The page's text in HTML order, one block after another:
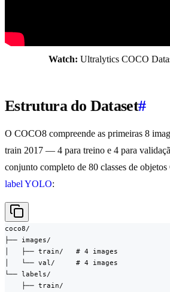
Watch: Ultralytics COCO
Estrutura do Dataset#
O COCO8 compreende as primeiras 8
train 2017 — 4 para treino e 4 para
conjunto completo de 80 classes de
label YOLO:
coco8/
├── images/
│   ├── train/   # 4 images
│   └── val/     # 4 images
└── labels/
    ├── train/